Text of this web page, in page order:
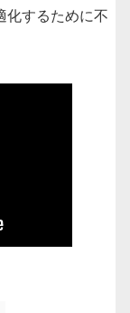
化するために不